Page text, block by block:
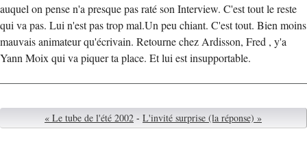
auquel on pense n'a presque pas raté son Interview. C'est tout le reste
qui va pas. Lui n'est pas trop mal.Un peu chiant. C'est tout. Bien moins
mauvais animateur qu'écrivain. Retourne chez Ardisson, Fred , y'a
Yann Moix qui va piquer ta place. Et lui est insupportable.
« Le tube de l'été 2002 - L'invité surprise (la réponse) »